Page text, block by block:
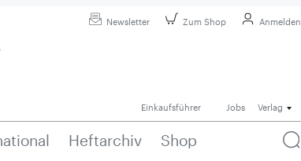
Newsletter Zum Shop Anmelden
Einkaufsführer Jobs Verlag
Heftarchiv Shop